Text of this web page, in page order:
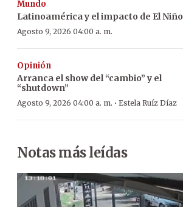
Mundo
Latinoamérica y el impacto de El Niño
Agosto 9, 2026 04:00 a. m.
Opinión
Arranca el show del “cambio” y el
“shutdown”
Agosto 9, 2026 04:00 a. m. · Estela Ruíz Díaz
Notas más leídas